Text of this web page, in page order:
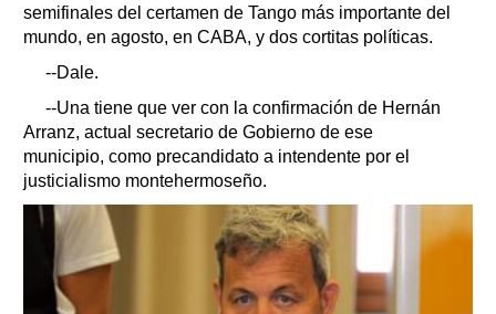
semifinales del certamen de Tango más importante del
mundo, en agosto, en CABA, y dos cortitas políticas.
--Dale.
--Una tiene que ver con la confirmación de Hernán
Arranz, actual secretario de Gobierno de ese
municipio, como precandidato a intendente por el
justicialismo montehermoseño.